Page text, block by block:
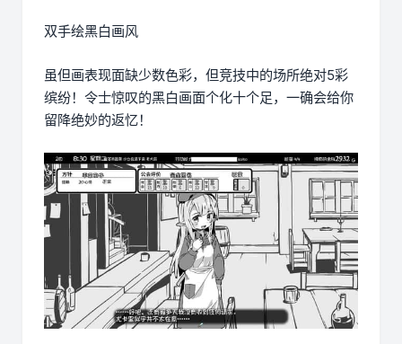
双手绘黑白画风
虽但画表现面缺少数色彩，但竞技中的场所绝对5彩
缤纷！令士惊叹的黑白画面个化十个足，一确会给你
留降绝妙的返忆！